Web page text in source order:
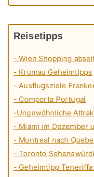
Reisetipps
- Wien Shopping
- Krumau Geheimtipps
- Ausflugsziele
- Comporta Portugal
-Ungewöhnliche
- Miami im Dezember
- Montreal nach
- Toronto
- Geheimtipp